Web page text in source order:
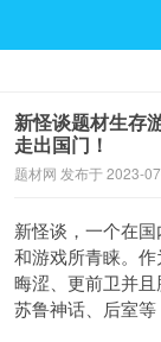
新怪谈题材生存
走出国门！
题材网 发布于 2023-
新怪谈，一个在
和游戏所青睐。
晦涩、更前卫并
苏鲁神话、后室等